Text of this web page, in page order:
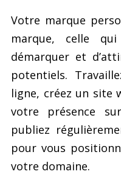
Votre marque
marque, celle
démarquer et
potentiels.
ligne, créez un site
votre présence
publiez
pour vous
votre domaine.